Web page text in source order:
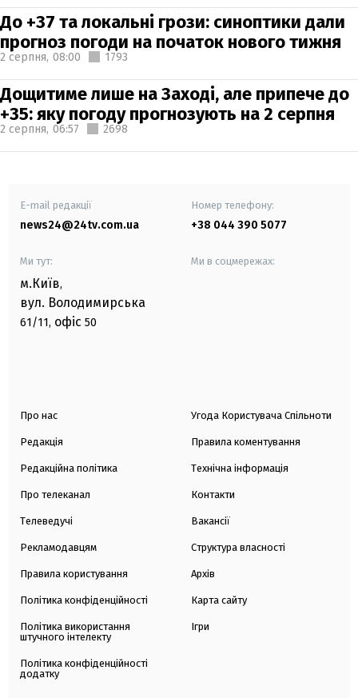
До +37 та локальні грози: синоптики дали
прогноз погоди на початок нового тижня
2 серпня, 08:00 1793
Дощитиме лише на Заході, але припече до
+35: яку погоду прогнозують на 2 серпня
2 серпня, 06:57 2698
E-mail редакції
news24@24tv.com.ua
Номер телефону:
+38 044 390 5077
Ми тут:
м.Київ,
вул. Володимирська
61/11, офіс 50
Ми в соцмережах:
Про нас
Редакція
Редакційна політика
Про телеканал
Телеведучі
Рекламодавцям
Правила користування
Політика конфіденційності
Політика використання
штучного інтелекту
Політика конфіденційності
додатку
Угода Користувача Спільноти
Правила коментування
Технічна інформація
Контакти
Вакансії
Структура власності
Архів
Карта сайту
Ігри